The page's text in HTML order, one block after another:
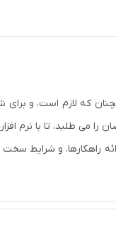
که لازم است، و برای
می طلبد، تا با نرم
راهکارها، و شرایط